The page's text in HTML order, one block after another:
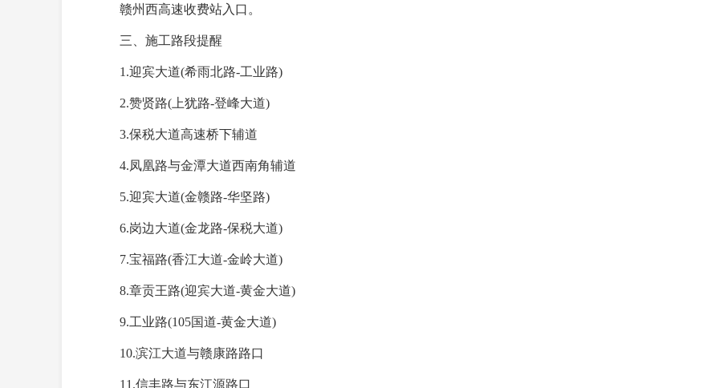
赣州西高速收费站入口。
三、施工路段提醒
1.迎宾大道(希雨北路-工业路)
2.赞贤路(上犹路-登峰大道)
3.保税大道高速桥下辅道
4.凤凰路与金潭大道西南角辅道
5.迎宾大道(金赣路-华坚路)
6.岗边大道(金龙路-保税大道)
7.宝福路(香江大道-金岭大道)
8.章贡王路(迎宾大道-黄金大道)
9.工业路(105国道-黄金大道)
10.滨江大道与赣康路路口
11.信丰路与东江源路口